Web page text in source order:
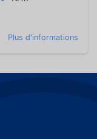
Plus d'informations